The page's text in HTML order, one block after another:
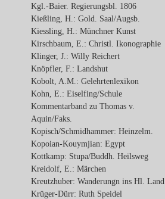
Kgl.-Baier. Regierungsbl. 1806
Kießling, H.: Gold. Saal/Augsb.
Kiessling, H.: Münchner Kunst
Kirschbaum, E.: Christl. Ikonographie
Klinger, J.: Willy Reichert
Knöpfler, F.: Landshut
Kobolt, A.M.: Gelehrtenlexikon
Kohn, E.: Eiselfing/Schule
Kommentarband zu Thomas v.
Aquin/Faks.
Kopisch/Schmidhammer: Heinzelm.
Kopoian-Kouymjian: Egypt
Kottkamp: Stupa/Buddh. Heilsweg
Kreidolf, E.: Märchen
Kreutzhuber: Wanderungn ins Hl. Land
Krüger-Dürr: Ruth Speidel